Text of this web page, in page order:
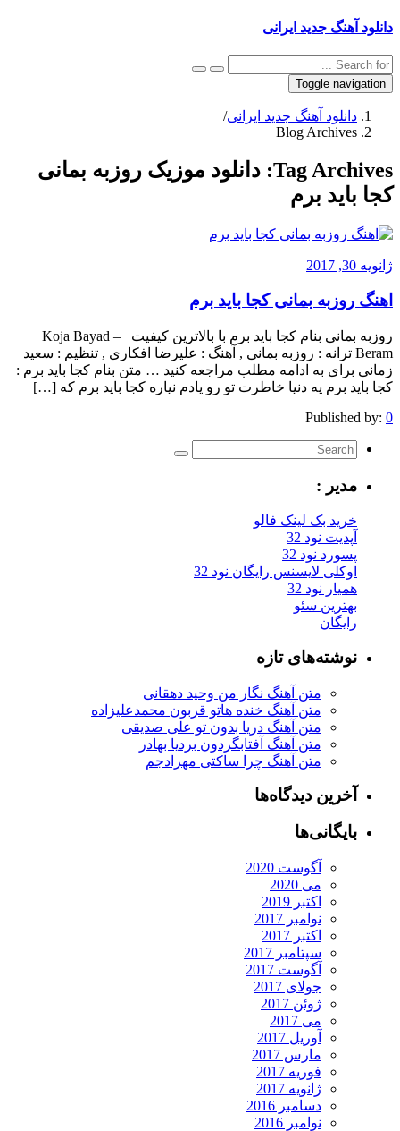
دانلود آهنگ جدید ایرانی
Toggle navigation
دانلود آهنگ جدید ایرانی/
Blog Archives
Tag Archives: دانلود موزیک روزبه بمانی
کجا باید برم
ژانویه 30, 2017
اهنگ روزبه بمانی کجا باید برم
روزبه بمانی بنام کجا باید برم با بالاترین کیفیت – Koja Bayad
Beram ترانه : روزبه بمانی , آهنگ : علیرضا افکاری , تنظیم : سعید
زمانی برای به ادامه مطلب مراجعه کنید … متن بنام کجا باید برم :
کجا باید برم یه دنیا خاطرت تو رو یادم نیاره کجا باید برم که […]
Published by: 0
مدیر :
خرید بک لینک فالو
آپدیت نود 32
پسورد نود 32
اوکلی لایسنس رایگان نود 32
همیار نود 32
بهترین سئو
رایگان
نوشته‌های تازه
متن آهنگ نگار من وحید دهقانی
متن آهنگ خنده هاتو قربون محمدعلیزاده
متن آهنگ دریا بدون تو علی صدیقی
متن آهنگ آفتابگردون بردیا بهادر
متن آهنگ چرا ساکتی مهرادجم
آخرین دیدگاه‌ها
بایگانی‌ها
آگوست 2020
می 2020
اکتبر 2019
نوامبر 2017
اکتبر 2017
سپتامبر 2017
آگوست 2017
جولای 2017
ژوئن 2017
می 2017
آوریل 2017
مارس 2017
فوریه 2017
ژانویه 2017
دسامبر 2016
نوامبر 2016